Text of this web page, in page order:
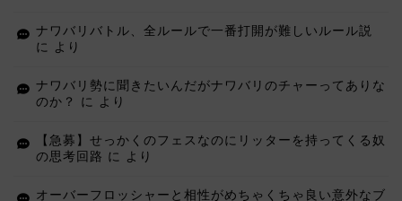
ナワバリバトル、全ルールで一番打開が難しいルール説
に
より
ナワバリ勢に聞きたいんだがナワバリのチャーってありな
のか？
に より
【急募】せっかくのフェスなのにリッターを持ってくる奴
の思考回路 に より
オーバーフロッシャーと相性がめちゃくちゃ良い意外なブ